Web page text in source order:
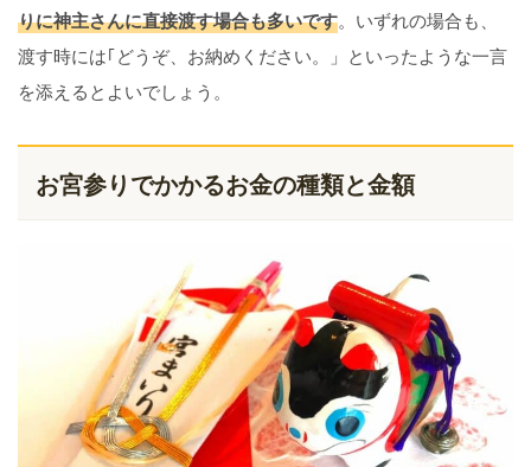
りに神主さんに直接渡す場合も多いです。いずれの場合も、
渡す時には｢どうぞ、お納めください。」といったような一言
を添えるとよいでしょう。
お宮参りでかかるお金の種類と金額